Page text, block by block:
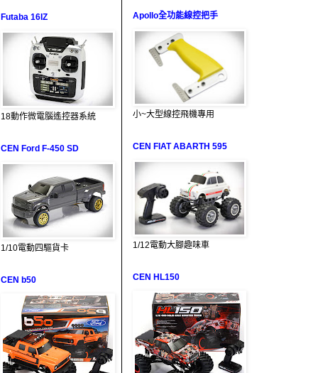
Futaba 16IZ
18動作微電腦遙控器系統
CEN Ford F-450 SD
1/10電動四驅貨卡
CEN b50
Apollo全功能線控把手
小~大型線控飛機專用
CEN FIAT ABARTH 595
1/12電動大腳趣味車
CEN HL150